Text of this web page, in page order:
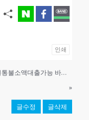
인쇄
선불폰유심매매 탤g상담 banonpi 신불통불소액대출가능 바넌피선불유심내구제 돈쉽게버는앱 시흥시무직자모바일소액대출 CGQ
»
글수정 글삭제